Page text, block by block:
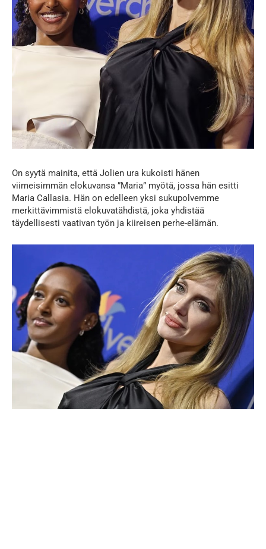
On syytä mainita, että Jolien ura kukoisti hänen
viimeisimmän elokuvansa ”Maria” myötä, jossa hän esitti
Maria Callasia. Hän on edelleen yksi sukupolvemme
merkittävimmistä elokuvatähdistä, joka yhdistää
täydellisesti vaativan työn ja kiireisen perhe-elämän.